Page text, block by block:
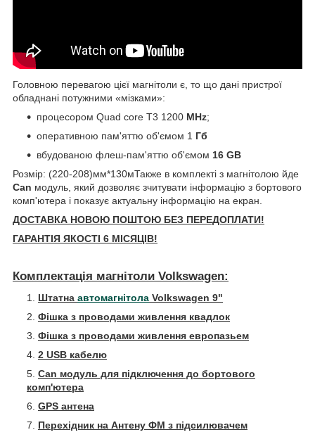
Головною перевагою цієї магнітоли є, то що дані пристрої
обладнані потужними «мізками»:
процесором Quad core T3 1200 MHz;
оперативною пам'яттю об'ємом 1 Гб
вбудованою флеш-пам'яттю об'ємом 16 GB
Розмір: (220-208)мм*130мТакже в комплекті з магнітолою йде
Can модуль, який дозволяє зчитувати інформацію з бортового
комп'ютера і показує актуальну інформацію на екран.
ДОСТАВКА НОВОЮ ПОШТОЮ БЕЗ ПЕРЕДОПЛАТИ!
ГАРАНТІЯ ЯКОСТІ 6 МІСЯЦІВ!
Комплектація магнітоли Volkswagen:
Штатна автомагнітола Volkswagen 9"
Фішка з проводами живлення квадлок
Фішка з проводами живлення европазьем
2 USB кабелю
Can модуль для підключення до бортового
комп'ютера
GPS антена
Перехідник на Антену ФМ з підсилювачем